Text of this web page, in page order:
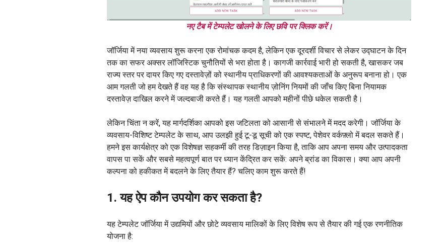
नए टैब में टेम्पलेट खोलने के लिए छवि पर क्लिक करें।
जॉर्जिया में नया व्यवसाय शुरू करना एक रोमांचक कदम है, लेकिन एक दूरदर्शी विचार से लेकर उद्घाटन के दिन
तक का सफर अक्सर लॉजिस्टिक चुनौतियों से भरा होता है। कागजी कार्रवाई भारी हो सकती है, खासकर जब
राज्य स्तर पर दायर किए गए दस्तावेज़ों को स्थानीय प्राधिकरणों की आवश्यकताओं के अनुरूप बनाना हो। एक
आम गलती जो हम देखते हैं वह यह है कि संस्थापक स्थानीय ज़ोनिंग नियमों की जाँच किए बिना नियामक
दस्तावेज़ दाखिल करने में जल्दबाजी करते हैं। यह गलती आपको महीनों पीछे धकेल सकती है।
लेकिन चिंता न करें, यह मार्गदर्शिका आपको इस जटिलता को आसानी से संभालने में मदद करेगी। जॉर्जिया के
व्यवसाय-विशिष्ट टेम्पलेट के साथ, आप उलझी हुई टू-डू सूची को एक स्पष्ट, पेशेवर वर्कफ़्लो में बदल सकते हैं।
हमने इस कार्यक्षेत्र को एक विशेषज्ञ सहकर्मी की तरह डिज़ाइन किया है, ताकि आप अपना समय और उत्पादकता
वापस पा सकें और सबसे महत्वपूर्ण बात पर ध्यान केंद्रित कर सकें: अपने ब्रांड का विकास। क्या आप अपनी
कल्पना को हकीकत में बदलने के लिए तैयार हैं? चलिए काम शुरू करते हैं!
1. यह ऐप कौन उपयोग कर सकता है?
यह टेम्पलेट जॉर्जिया में उद्यमियों और छोटे व्यवसाय मालिकों के लिए विशेष रूप से तैयार की गई एक रणनीतिक
योजना है: